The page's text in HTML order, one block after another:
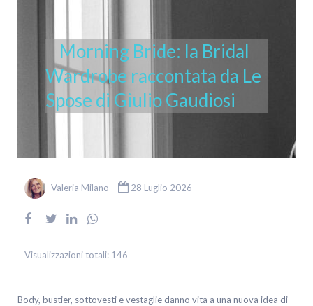
Morning Bride: la Bridal
Wardrobe raccontata da Le
Spose di Giulio Gaudiosi
Valeria Milano 28 Luglio 2026
Visualizzazioni totali: 146
Body, bustier, sottovesti e vestaglie danno vita a una nuova idea di